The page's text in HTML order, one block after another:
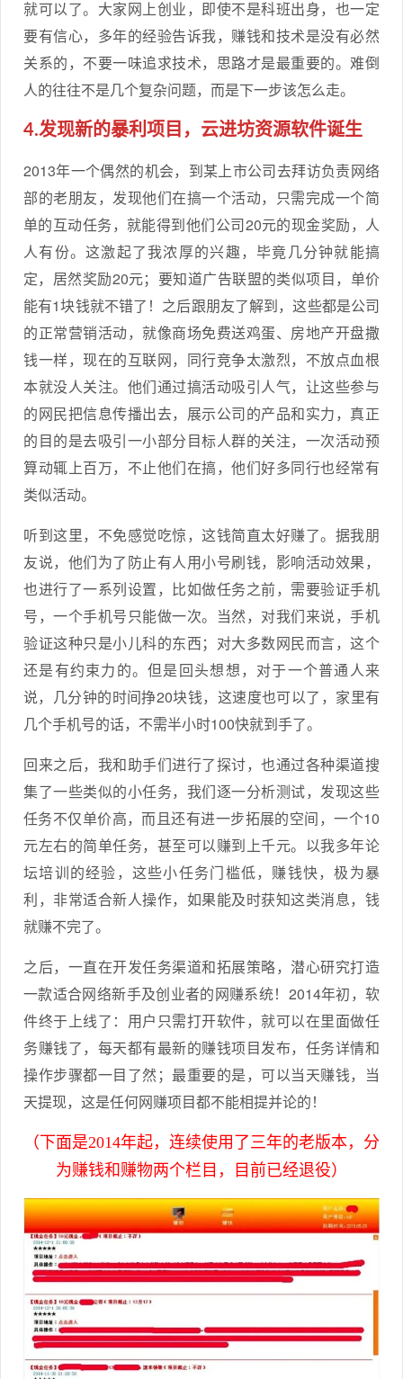
就可以了。大家网上创业，即使不是科班出身，也一定
要有信心，多年的经验告诉我，赚钱和技术是没有必然
关系的，不要一味追求技术，思路才是最重要的。难倒
人的往往不是几个复杂问题，而是下一步该怎么走。
4.发现新的暴利项目，云进坊资源软件诞生
2013年一个偶然的机会，到某上市公司去拜访负责网络
部的老朋友，发现他们在搞一个活动，只需完成一个简
单的互动任务，就能得到他们公司20元的现金奖励，人
人有份。这激起了我浓厚的兴趣，毕竟几分钟就能搞
定，居然奖励20元；要知道广告联盟的类似项目，单价
能有1块钱就不错了！之后跟朋友了解到，这些都是公司
的正常营销活动，就像商场免费送鸡蛋、房地产开盘撒
钱一样，现在的互联网，同行竞争太激烈，不放点血根
本就没人关注。他们通过搞活动吸引人气，让这些参与
的网民把信息传播出去，展示公司的产品和实力，真正
的目的是去吸引一小部分目标人群的关注，一次活动预
算动辄上百万，不止他们在搞，他们好多同行也经常有
类似活动。
听到这里，不免感觉吃惊，这钱简直太好赚了。据我朋
友说，他们为了防止有人用小号刷钱，影响活动效果，
也进行了一系列设置，比如做任务之前，需要验证手机
号，一个手机号只能做一次。当然，对我们来说，手机
验证这种只是小儿科的东西；对大多数网民而言，这个
还是有约束力的。但是回头想想，对于一个普通人来
说，几分钟的时间挣20块钱，这速度也可以了，家里有
几个手机号的话，不需半小时100快就到手了。
回来之后，我和助手们进行了探讨，也通过各种渠道搜
集了一些类似的小任务，我们逐一分析测试，发现这些
任务不仅单价高，而且还有进一步拓展的空间，一个10
元左右的简单任务，甚至可以赚到上千元。以我多年论
坛培训的经验，这些小任务门槛低，赚钱快，极为暴
利，非常适合新人操作，如果能及时获知这类消息，钱
就赚不完了。
之后，一直在开发任务渠道和拓展策略，潜心研究打造
一款适合网络新手及创业者的网赚系统！2014年初，软
件终于上线了：用户只需打开软件，就可以在里面做任
务赚钱了，每天都有最新的赚钱项目发布，任务详情和
操作步骤都一目了然；最重要的是，可以当天赚钱，当
天提现，这是任何网赚项目都不能相提并论的！
（下面是2014年起，连续使用了三年的老版本，分
为赚钱和赚物两个栏目，目前已经退役）